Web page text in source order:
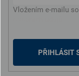
Vložením e-mailu
PŘIHLÁSIT